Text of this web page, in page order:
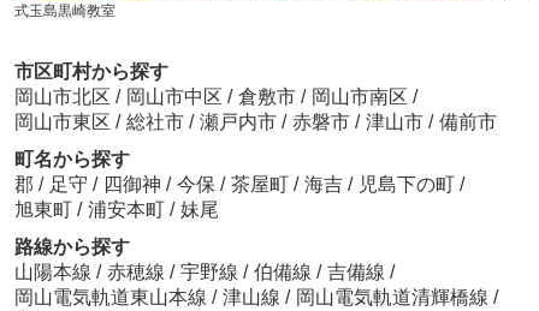
式玉島黒崎教室
市区町村から探す
岡山市北区 / 岡山市中区 / 倉敷市 / 岡山市南区 /
岡山市東区 / 総社市 / 瀬戸内市 / 赤磐市 / 津山市 / 備前市
町名から探す
郡 / 足守 / 四御神 / 今保 / 茶屋町 / 海吉 / 児島下の町 /
旭東町 / 浦安本町 / 妹尾
路線から探す
山陽本線 / 赤穂線 / 宇野線 / 伯備線 / 吉備線 /
岡山電気軌道東山本線 / 津山線 / 岡山電気軌道清輝橋線 /